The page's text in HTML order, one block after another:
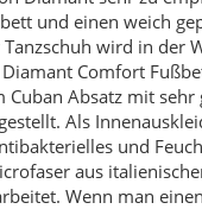
und einen weich
wird in der
Comfort
Cuban Absatz mit sehr
Als
und
aus
Wenn man